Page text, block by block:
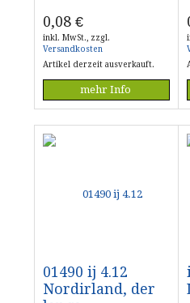
0,08 €
inkl. MwSt., zzgl.
Versandkosten
Artikel derzeit ausverkauft.
mehr Info
01490 ij 4.12
Nordirland, der